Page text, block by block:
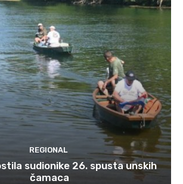
REGIONAL
sudionike 26. spusta unskih
čamaca